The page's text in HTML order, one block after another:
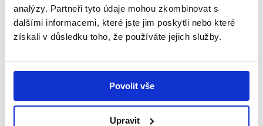
analýzy. Partneři tyto údaje mohou zkombinovat s
dalšími informacemi, které jste jim poskytli nebo které
získali v důsledku toho, že používáte jejich služby.
Povolit vše
Upravit